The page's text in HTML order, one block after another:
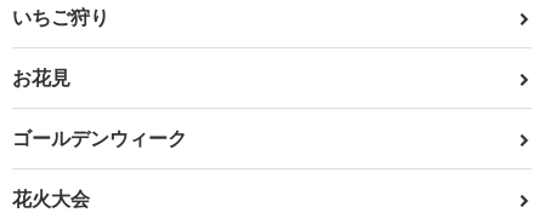
いちご狩り
お花見
ゴールデンウィーク
花火大会